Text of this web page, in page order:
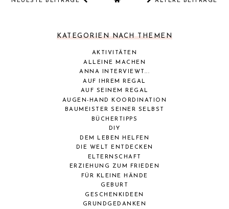
KATEGORIEN NACH THEMEN
AKTIVITÄTEN
ALLEINE MACHEN
ANNA INTERVIEWT...
AUF IHREM REGAL
AUF SEINEM REGAL
AUGEN-HAND KOORDINATION
BAUMEISTER SEINER SELBST
BÜCHERTIPPS
DIY
DEM LEBEN HELFEN
DIE WELT ENTDECKEN
ELTERNSCHAFT
ERZIEHUNG ZUM FRIEDEN
FÜR KLEINE HÄNDE
GEBURT
GESCHENKIDEEN
GRUNDGEDANKEN